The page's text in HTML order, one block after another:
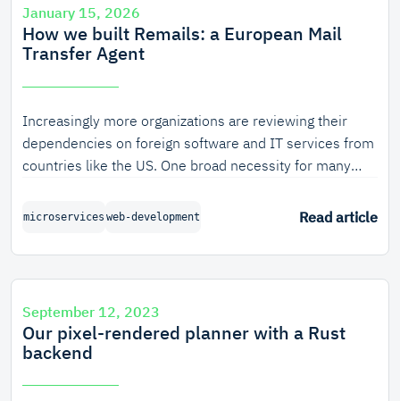
January 15, 2026
How we built Remails: a European Mail
Transfer Agent
Increasingly more organizations are reviewing their
dependencies on foreign software and IT services from
countries like the US. One broad necessity for many
with high volume, be it for password resets, order
European Mail Transfer Agent, can help you send these
emails reliably without the need to rely on big tech. In
from a single binary proof-of-concept to a highly
available, scalable cloud application.
microservices web-development Read article
September 12, 2023
Our pixel-rendered planner with a Rust
backend